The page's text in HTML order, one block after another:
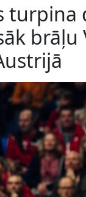
turpina
brāļu